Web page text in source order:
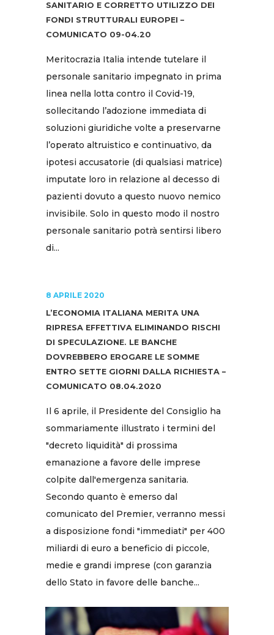
SANITARIO E CORRETTO UTILIZZO DEI
FONDI STRUTTURALI EUROPEI –
COMUNICATO 09-04.20
Meritocrazia Italia intende tutelare il
personale sanitario impegnato in prima
linea nella lotta contro il Covid-19,
sollecitando l’adozione immediata di
soluzioni giuridiche volte a preservarne
l’operato altruistico e continuativo, da
ipotesi accusatorie (di qualsiasi matrice)
imputate loro in relazione al decesso di
pazienti dovuto a questo nuovo nemico
invisibile. Solo in questo modo il nostro
personale sanitario potrà sentirsi libero
di...
8 APRILE 2020
L’ECONOMIA ITALIANA MERITA UNA
RIPRESA EFFETTIVA ELIMINANDO RISCHI
DI SPECULAZIONE. LE BANCHE
DOVREBBERO EROGARE LE SOMME
ENTRO SETTE GIORNI DALLA RICHIESTA –
COMUNICATO 08.04.2020
Il 6 aprile, il Presidente del Consiglio ha
sommariamente illustrato i termini del
"decreto liquidità" di prossima
emanazione a favore delle imprese
colpite dall'emergenza sanitaria.
Secondo quanto è emerso dal
comunicato del Premier, verranno messi
a disposizione fondi "immediati" per 400
miliardi di euro a beneficio di piccole,
medie e grandi imprese (con garanzia
dello Stato in favore delle banche...